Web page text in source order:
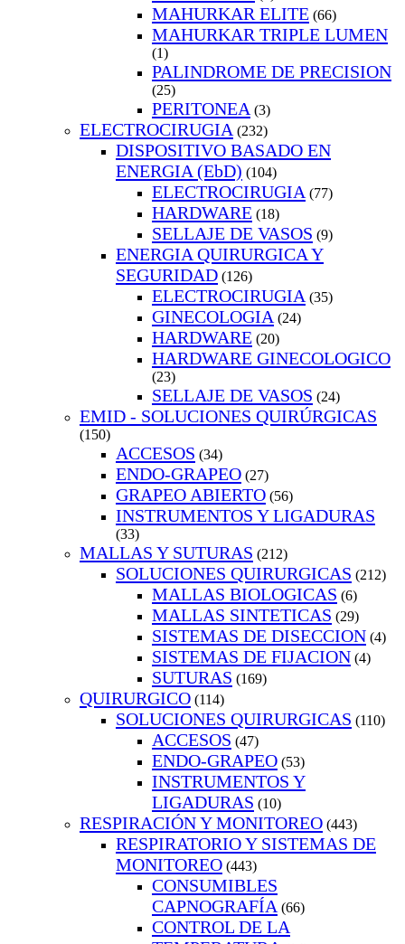
MAHURKAR ELITE (66)
MAHURKAR TRIPLE LUMEN
(1)
PALINDROME DE PRECISION
(25)
PERITONEA (3)
ELECTROCIRUGIA (232)
DISPOSITIVO BASADO EN
ENERGIA (EbD) (104)
ELECTROCIRUGIA (77)
HARDWARE (18)
SELLAJE DE VASOS (9)
ENERGIA QUIRURGICA Y
SEGURIDAD (126)
ELECTROCIRUGIA (35)
GINECOLOGIA (24)
HARDWARE (20)
HARDWARE GINECOLOGICO
(23)
SELLAJE DE VASOS (24)
EMID - SOLUCIONES QUIRÚRGICAS
(150)
ACCESOS (34)
ENDO-GRAPEO (27)
GRAPEO ABIERTO (56)
INSTRUMENTOS Y LIGADURAS
(33)
MALLAS Y SUTURAS (212)
SOLUCIONES QUIRURGICAS (212)
MALLAS BIOLOGICAS (6)
MALLAS SINTETICAS (29)
SISTEMAS DE DISECCION (4)
SISTEMAS DE FIJACION (4)
SUTURAS (169)
QUIRURGICO (114)
SOLUCIONES QUIRURGICAS (110)
ACCESOS (47)
ENDO-GRAPEO (53)
INSTRUMENTOS Y
LIGADURAS (10)
RESPIRACIÓN Y MONITOREO (443)
RESPIRATORIO Y SISTEMAS DE
MONITOREO (443)
CONSUMIBLES
CAPNOGRAFÍA (66)
CONTROL DE LA